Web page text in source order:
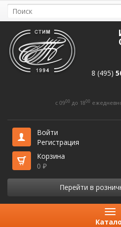
8 (495)
c 0900 до 1800
Войти
Регистрация
Корзина
0 ₽
Перейти в